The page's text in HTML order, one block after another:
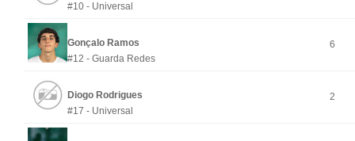
#10 - Universal
Gonçalo Ramos
#12 - Guarda Redes
6
Diogo Rodrigues
#17 - Universal
2